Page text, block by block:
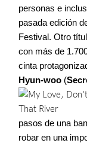
personas e
pasada edición
Festival. Otro
con más de
cinta
Hyun-woo (
pasos de una
robar en una